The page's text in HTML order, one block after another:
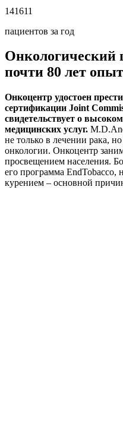
141611
пациентов за год
Онкологический
почти 80 лет
Онкоцентр удостоен
сертификации Joint
свидетельствует о
медицинских услуг.
не только в лечении рака,
онкологии. Онкоцентр
просвещением населения.
его программа EndTobacco,
курением – основной